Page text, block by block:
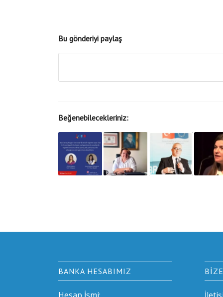
Bu gönderiyi paylaş
Beğenebilecekleriniz:
BANKA HESABIMIZ